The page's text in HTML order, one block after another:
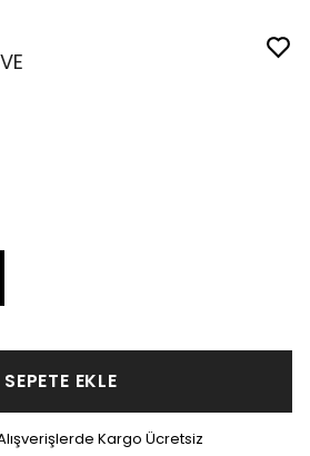
SEPETE EKLE
Kargo Ücretsiz